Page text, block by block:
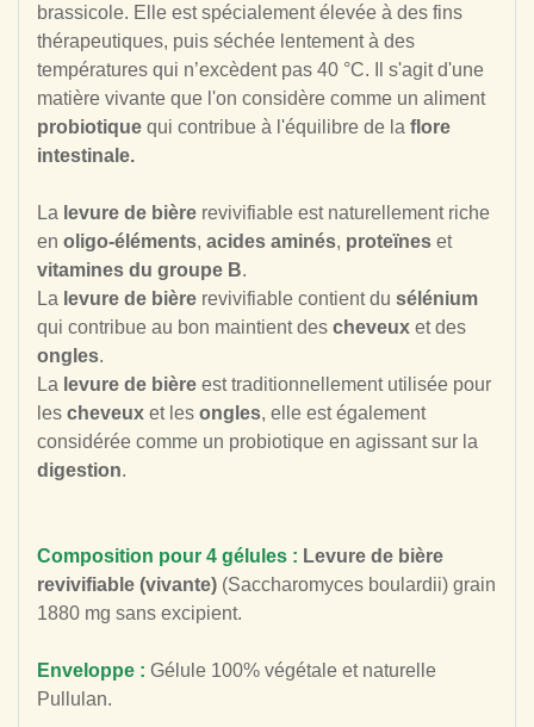
brassicole. Elle est spécialement élevée à des fins
thérapeutiques, puis séchée lentement à des
températures qui n’excèdent pas 40 °C. Il s'agit d'une
matière vivante que l'on considère comme un aliment
probiotique qui contribue à l'équilibre de la flore
intestinale.
La levure de bière revivifiable est naturellement riche
en oligo-éléments, acides aminés, proteïnes et
vitamines du groupe B.
La levure de bière revivifiable contient du sélénium
qui contribue au bon maintient des cheveux et des
ongles.
La levure de bière est traditionnellement utilisée pour
les cheveux et les ongles, elle est également
considérée comme un probiotique en agissant sur la
digestion.
Composition pour 4 gélules : Levure de bière
revivifiable (vivante) (Saccharomyces boulardii) grain
1880 mg sans excipient.
Enveloppe : Gélule 100% végétale et naturelle
Pullulan.